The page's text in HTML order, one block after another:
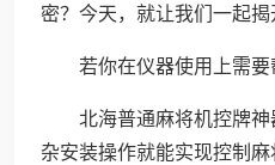
密？今天，就让我们一起
若你在仪器使用上需
北海普通麻将机控牌
杂安装操作就能实现控制麻